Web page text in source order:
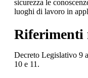
sicurezza le
luoghi di lavoro in
Riferimenti
Decreto Legislativo 9
10 e 11.